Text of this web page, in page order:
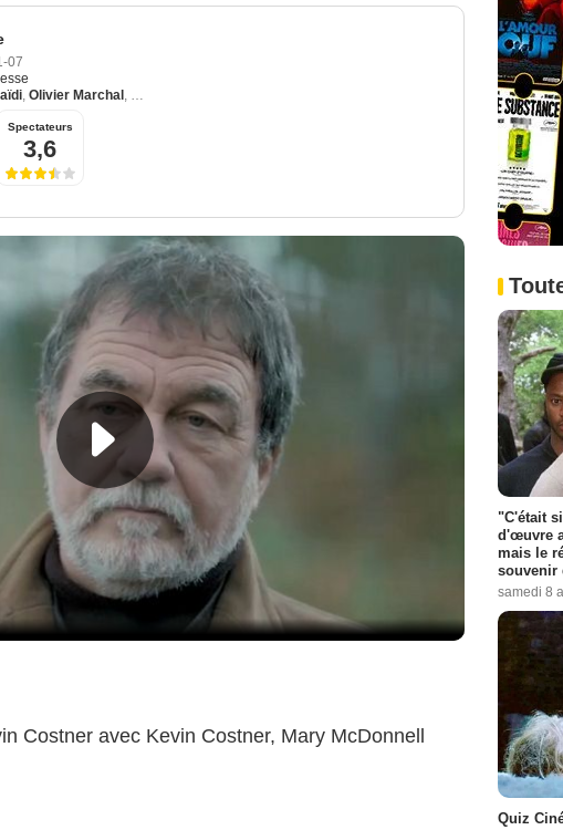
07
, Olivier Marchal , Lorànt Deutsch
Spectateurs
3,6
Costner avec Kevin Costner, Mary McDonnell
"C'était
d'œuvre
mais le
souvenir
samedi 8
Quiz